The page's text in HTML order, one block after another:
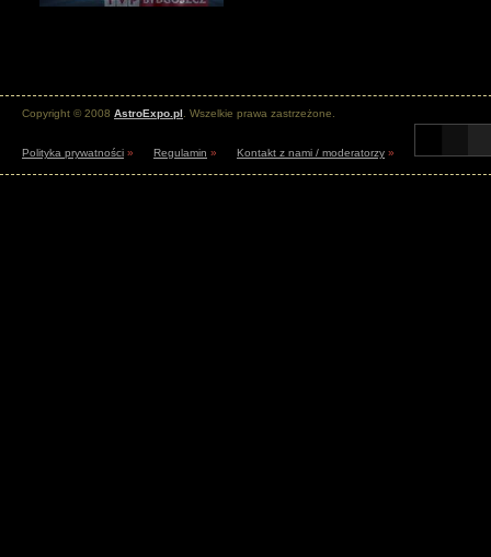
Copyright © 2008 AstroExpo.pl . Wszelkie prawa zastrzeżone.
Polityka prywatności » Regulamin » Kontakt z nami / moderatorzy »